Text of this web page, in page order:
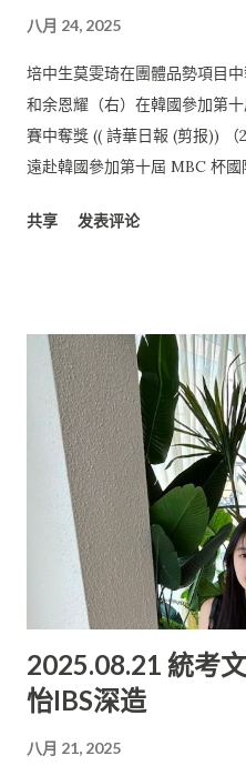
人生篇章。
八月 24, 2025
培中生莫雯琦在團體品勢項目
和余恩耀（右）在韓國參加第
賽中奪獎 (( 詩華日報 (剪报))
遠赴韓國參加第十屆 MBC 杯
8月11日在韓國雞龍市民體育館
雯琦。 3人比賽成績： 余恩浩
第一名 （2）個人品勢項目（
恩耀： （1）個人品勢項目（
雯琦： （1）個人品勢項目（
（2）團體品勢項目（
嬌表示， 3名學生有勇氣參加
長期勤奮訓練與堅持不懈努力
體現。 培中生全面發展 她說
美”全面發展的教育方針。 作
動，更是修身養性的學問。 學
魄，也磨練堅毅的意志， 更學
他們一生中最寶貴的財富。 她
不僅限於賽場上的那一刻， 而
共享 发表评论
2025.08.21 統考
怡IBS深造
八月 21, 2025